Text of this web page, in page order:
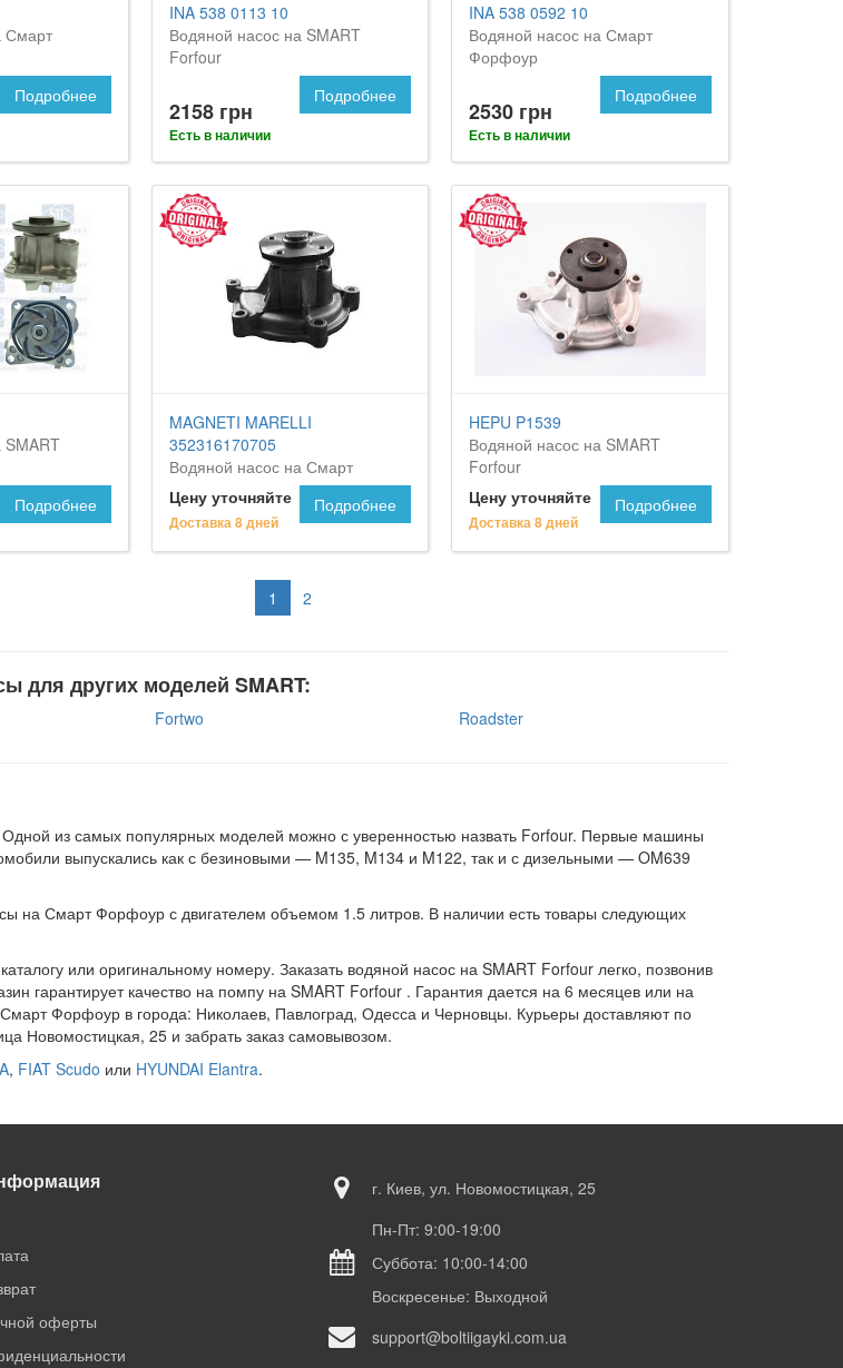
Смарт
Подробнее
INA 538 0113 10
Водяной насос на SMART
Forfour
2158 грн
Есть в наличии
Подробнее
INA 538 0592 10
Водяной насос на Смарт
Форфоур
2530 грн
Есть в наличии
Подробнее
SMART
Подробнее
MAGNETI MARELLI
352316170705
Водяной насос на Смарт
Форфоур
Цену уточняйте
Доставка 8 дней
Подробнее
HEPU P1539
Водяной насос на SMART
Forfour
Цену уточняйте
Доставка 8 дней
Подробнее
1 2
для других моделей SMART:
Fortwo Roadster
Одной из самых популярных моделей можно с уверенностью назвать Forfour. Первые машины
выпускались как с безиновыми — M135, M134 и M122, так и с дизельными — OM639
на Смарт Форфоур с двигателем объемом 1.5 литров. В наличии есть товары следующих
или оригинальному номеру. Заказать водяной насос на SMART Forfour легко, позвонив
гарантирует качество на помпу на SMART Forfour . Гарантия дается на 6 месяцев или на
Форфоур в города: Николаев, Павлоград, Одесса и Черновцы. Курьеры доставляют по
Новомостицкая, 25 и забрать заказ самовывозом.
, FIAT Scudo или HYUNDAI Elantra.
оферты
г. Киев, ул. Новомостицкая, 25
Пн-Пт: 9:00-19:00
Суббота: 10:00-14:00
Воскресенье: Выходной
support@boltiigayki.com.ua